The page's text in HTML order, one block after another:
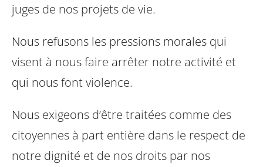
juges de nos projets de vie.
Nous refusons les pressions morales qui
visent à nous faire arrêter notre activité et
qui nous font violence.
Nous exigeons d’être traitées comme des
citoyennes à part entière dans le respect de
notre dignité et de nos droits par nos